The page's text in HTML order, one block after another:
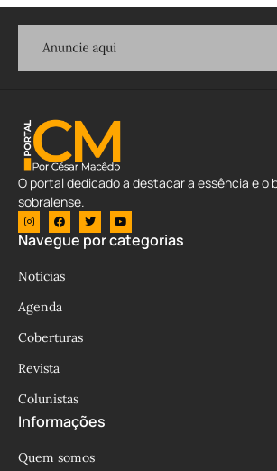
O portal dedicado a destacar a essência e o
sobralense.
Navegue por categorias
Notícias
Agenda
Coberturas
Revista
Colunistas
Informações
Quem somos